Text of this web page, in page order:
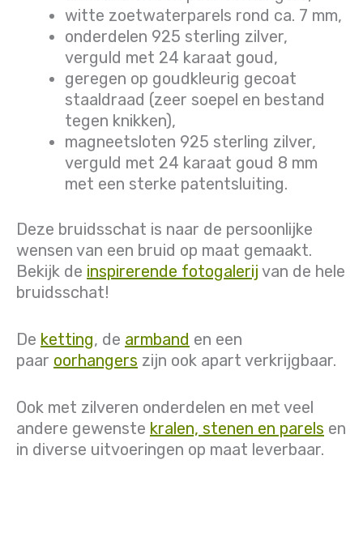
witte zoetwaterparels rond ca. 7 mm,
onderdelen 925 sterling zilver,
verguld met 24 karaat goud,
geregen op goudkleurig gecoat
staaldraad (zeer soepel en bestand
tegen knikken),
magneetsloten 925 sterling zilver,
verguld met 24 karaat goud 8 mm
met een sterke patentsluiting.
Deze bruidsschat is naar de persoonlijke
wensen van een bruid op maat gemaakt.
Bekijk de inspirerende fotogalerij van de hele
bruidsschat!
De ketting, de armband en een
paar oorhangers zijn ook apart verkrijgbaar.
Ook met zilveren onderdelen en met veel
andere gewenste kralen, stenen en parels en
in diverse uitvoeringen op maat leverbaar.